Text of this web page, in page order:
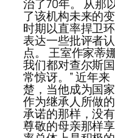
治了70年。 从那
了该机构未来的
时期以直率捍卫
表达一些批评者
点。 王室作家蒂
我们都对查尔斯
常惊讶。” 近年
楚，当他成为国
作为继承人所做
承诺的那样，没
尊敬的母亲那样